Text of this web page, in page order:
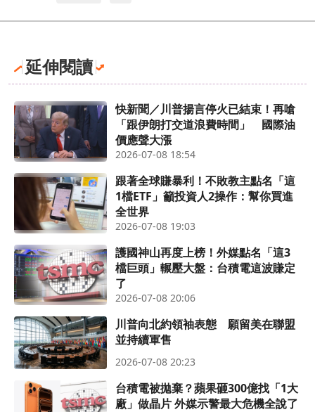
延伸閱讀
快新聞／川普揚言停火已結束！再嗆
「跟伊朗打交道浪費時間」 國際油
價應聲大漲
2026-07-08 18:54
跟著全球賺暴利！不敗教主點名「這
1檔ETF」籲投資人2操作：幫你買進
全世界
2026-07-08 19:03
護國神山再度上榜！外媒點名「這3
檔巨頭」輾壓大盤：台積電這波賺定
了
2026-07-08 20:06
川普向北約領袖表態 願留美在聯盟
並持續軍售
2026-07-08 20:23
台積電被拋棄？蘋果砸300億找「1大
廠」做晶片 外媒示警最大危機全說了